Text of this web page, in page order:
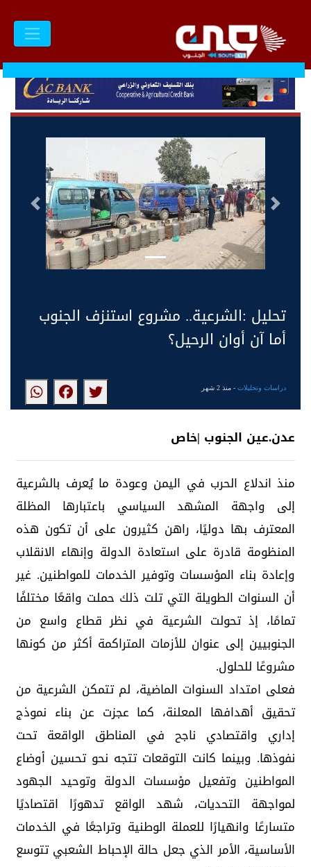
التالى السابق
تحليل :الشرعية.. مشروع استنزف الجنوب
أما آن أوان الرحيل؟
دراسات وتحليلات- منذ 2 شهر
عدن.عين الجنوب |خاص
منذ اندلاع الحرب في اليمن وعودة ما يُعرف بالشرعية
إلى واجهة المشهد السياسي باعتبارها المظلة
المعترف بها دوليًا، راهن كثيرون على أن تكون هذه
المنظومة قادرة على استعادة الدولة وإنهاء الانقلاب
وإعادة بناء المؤسسات وتوفير الخدمات للمواطنين. غير
أن السنوات الطويلة التي تلت ذلك حملت واقعًا مختلفًا
تمامًا، إذ تحولت الشرعية في نظر قطاع واسع من
الجنوبيين إلى عنوان للأزمات المتراكمة أكثر من كونها
مشروعًا للحلول.
فعلى امتداد السنوات الماضية، لم تتمكن الشرعية من
تحقيق أهدافها المعلنة، كما عجزت عن بناء نموذج
إداري واقتصادي ناجح في المناطق الواقعة تحت
نفوذها. وبينما كانت التوقعات تتجه نحو تحسين أوضاع
المواطنين وتفعيل مؤسسات الدولة وتوحيد الجهود
لمواجهة التحديات، شهد الواقع تدهورًا اقتصاديًا
متسارعًا وانهيارًا للعملة الوطنية وتراجعًا في الخدمات
الأساسية، الأمر الذي جعل حالة الإحباط الشعبي تتوسع